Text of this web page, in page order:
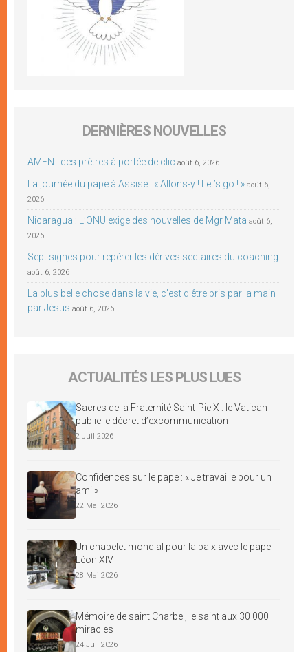
DERNIÈRES NOUVELLES
AMEN : des prêtres à portée de clic août 6, 2026
La journée du pape à Assise : « Allons-y ! Let’s go ! » août 6,
2026
Nicaragua : L’ONU exige des nouvelles de Mgr Mata août 6,
2026
Sept signes pour repérer les dérives sectaires du coaching
août 6, 2026
La plus belle chose dans la vie, c’est d’être pris par la main
par Jésus août 6, 2026
ACTUALITÉS LES PLUS LUES
Sacres de la Fraternité Saint-Pie X : le Vatican
publie le décret d’excommunication
2 Juil 2026
Confidences sur le pape : « Je travaille pour un
ami »
22 Mai 2026
Un chapelet mondial pour la paix avec le pape
Léon XIV
28 Mai 2026
Mémoire de saint Charbel, le saint aux 30 000
miracles
24 Juil 2026